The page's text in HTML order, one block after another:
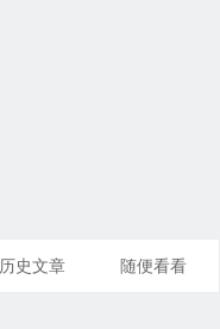
历史文章 随便看看